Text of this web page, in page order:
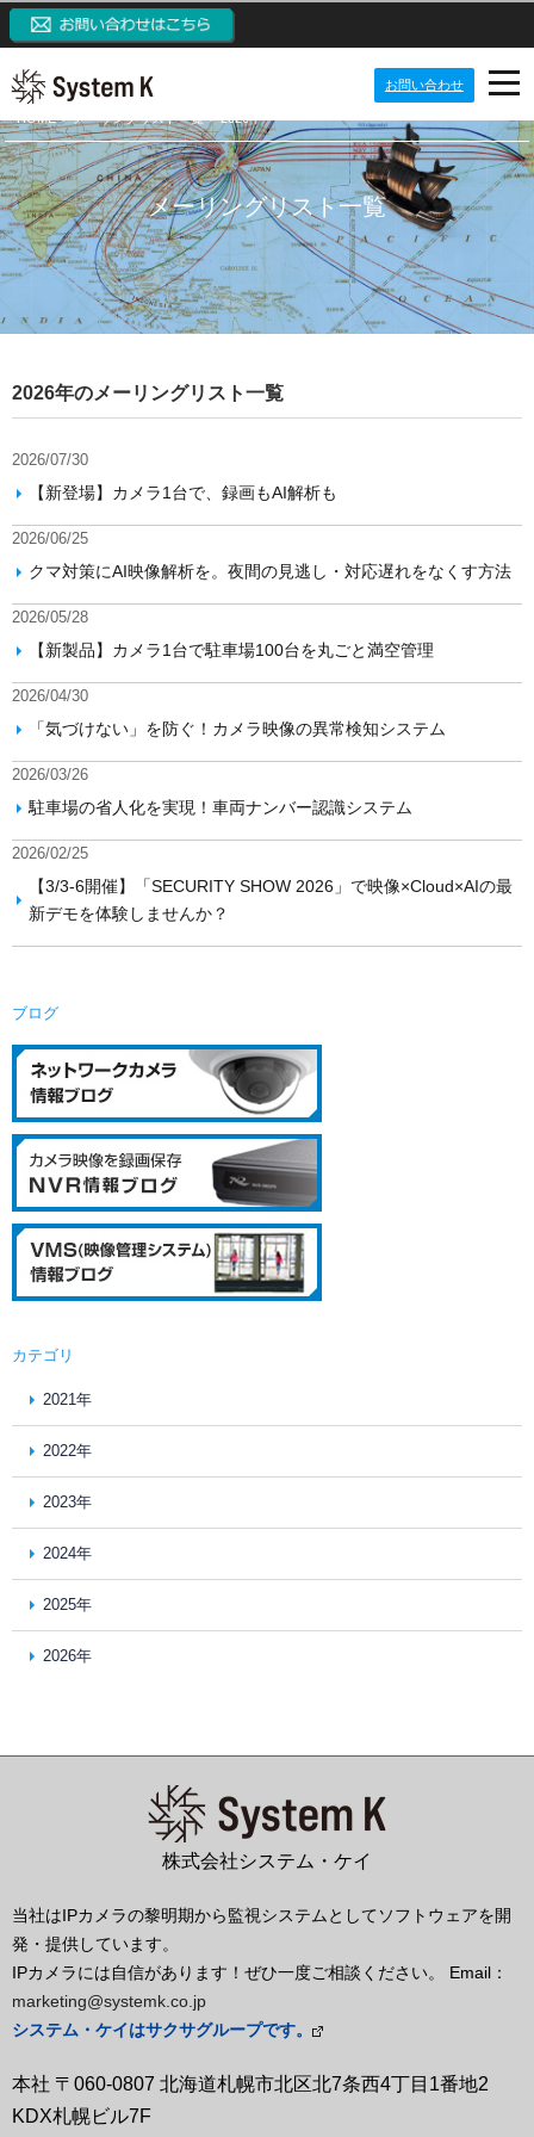
お問い合わせ
PRODUCTS
プロダクト
IP監視カメラシステム
ネットワークカメラ
システム開発ソリューション
パッケージ製品
NEWS
ニュース
定期配信メールのご登録
メーリングリスト一覧
監視カメラブログ
VMSブログ
AIブログ
ABOUT US
会社案内
目指す価値観
組織構成
会社沿革
所在地
CONTACT US
SKクラウドカメラサイトへ
NVR(ネットワークビデオレコーダー)サイトへ
システム・ケイカメラサイトへ
HOME メーリングリスト一覧 2026年
メーリングリスト一覧
2026年のメーリングリスト一覧
2026/07/30
【新登場】カメラ1台で、録画もAI解析も
2026/06/25
クマ対策にAI映像解析を。夜間の見逃し・対応遅れをなくす方法
2026/05/28
【新製品】カメラ1台で駐車場100台を丸ごと満空管理
2026/04/30
「気づけない」を防ぐ！カメラ映像の異常検知システム
2026/03/26
駐車場の省人化を実現！車両ナンバー認識システム
2026/02/25
【3/3-6開催】「SECURITY SHOW 2026」で映像×Cloud×AIの最
新デモを体験しませんか？
ブログ
カテゴリ
2021年
2022年
2023年
2024年
2025年
2026年
株式会社システム・ケイ
当社はIPカメラの黎明期から監視システムとしてソフトウェアを開
発・提供しています。
IPカメラには自信があります！ぜひ一度ご相談ください。 Email：
marketing@systemk.co.jp
システム・ケイはサクサグループです。
本社 〒060-0807 北海道札幌市北区北7条西4丁目1番地2
KDX札幌ビル7F